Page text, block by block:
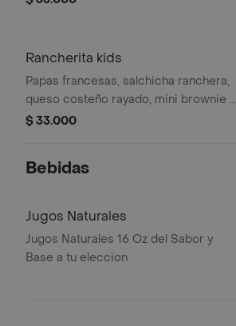
Rancherita kids
Papas francesas, salchicha ranchera,
queso costeño rayado, mini brownie y
jugo en cajita
$ 33.000
Bebidas
Jugos Naturales
Jugos Naturales 16 Oz del Sabor y
Base a tu eleccion